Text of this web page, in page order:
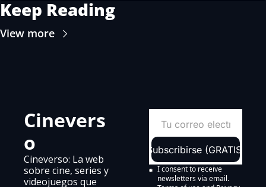
Keep Reading
View more
Cinevers
o
Cineverso: La web
sobre cine, series y
videojuegos que
Subscribirse (GRATIS)
I consent to receive
newsletters via email.